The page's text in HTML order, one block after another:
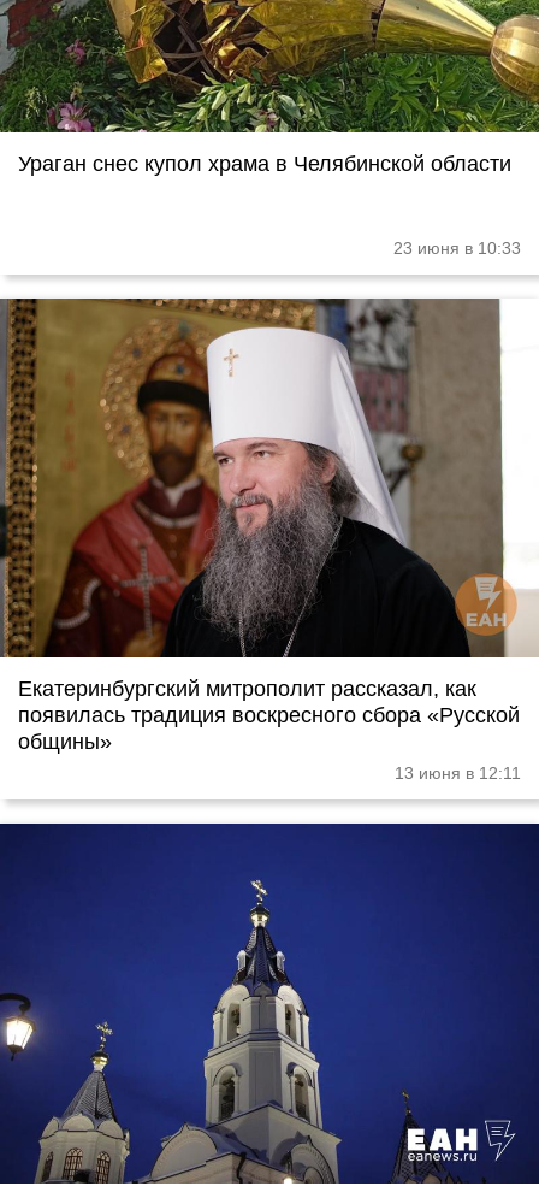
Ураган снес купол храма в Челябинской области
23 июня в 10:33
Екатеринбургский митрополит рассказал, как
появилась традиция воскресного сбора «Русской
общины»
13 июня в 12:11